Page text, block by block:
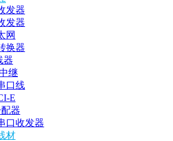
发器
发器
网
换器
器
继
口线
E
器
口收发器
材